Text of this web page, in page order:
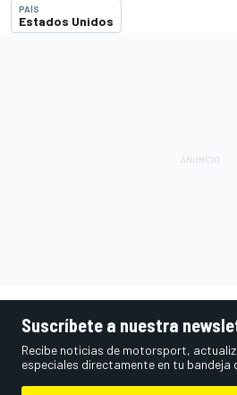
PAÍS
Estados Unidos
Suscríbete a nuestra
Recibe noticias de motorsport,
especiales directamente en tu bandeja